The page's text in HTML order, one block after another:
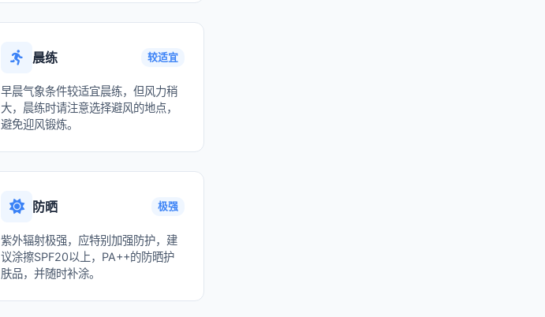
晨练 较适宜
早晨气象条件较适宜晨练，但风力稍
大，晨练时请注意选择避风的地点，
避免迎风锻炼。
防晒 极强
紫外辐射极强，应特别加强防护，建
议涂擦SPF20以上，PA++的防晒护
肤品，并随时补涂。